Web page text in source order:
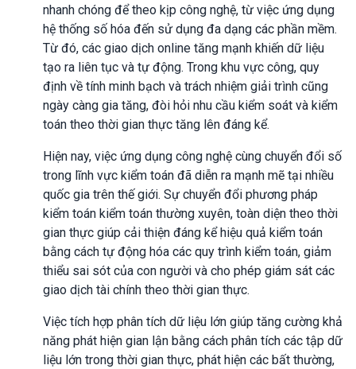
nhanh chóng để theo kịp công nghệ, từ việc ứng dụng
hệ thống số hóa đến sử dụng đa dạng các phần mềm.
Từ đó, các giao dịch online tăng mạnh khiến dữ liệu
tạo ra liên tục và tự động. Trong khu vực công, quy
định về tính minh bạch và trách nhiệm giải trình cũng
ngày càng gia tăng, đòi hỏi nhu cầu kiểm soát và kiểm
toán theo thời gian thực tăng lên đáng kể.
Hiện nay, việc ứng dụng công nghệ cùng chuyển đổi số
trong lĩnh vực kiểm toán đã diễn ra mạnh mẽ tại nhiều
quốc gia trên thế giới. Sự chuyển đổi phương pháp
kiểm toán kiểm toán thường xuyên, toàn diện theo thời
gian thực giúp cải thiện đáng kể hiệu quả kiểm toán
bằng cách tự động hóa các quy trình kiểm toán, giảm
thiểu sai sót của con người và cho phép giám sát các
giao dịch tài chính theo thời gian thực.
Việc tích hợp phân tích dữ liệu lớn giúp tăng cường khả
năng phát hiện gian lận bằng cách phân tích các tập dữ
liệu lớn trong thời gian thực, phát hiện các bất thường,